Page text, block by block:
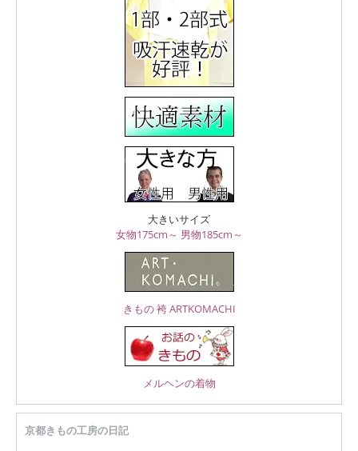
大きいサイズ
女物175cm～ 男物185cm～
きもの 袴 ARTKOMACHI
メルヘンの着物
京都きもの工房の日記